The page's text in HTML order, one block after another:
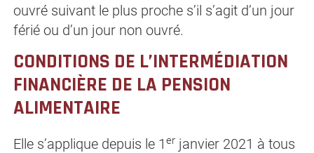
ouvré suivant le plus proche s’il s’agit d’un jour
férié ou d’un jour non ouvré.
CONDITIONS DE L’INTERMÉDIATION
FINANCIÈRE DE LA PENSION
ALIMENTAIRE
Elle s’applique depuis le 1 erjanvier 2021 à tous